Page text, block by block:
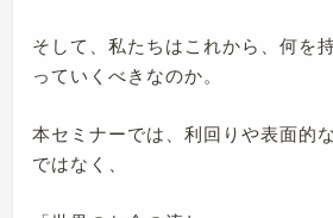
そして、私たちはこれから、何を
っていくべきなのか。
本セミナーでは、利回りや表面的
ではなく、